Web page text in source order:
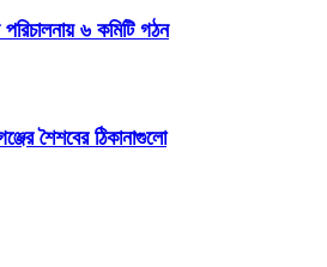
৬ কমিটি গঠন
শৈশবের ঠিকানাগুলো